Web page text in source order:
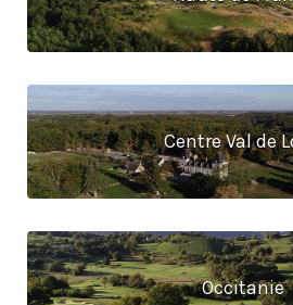
Centre Val de
Occitanie